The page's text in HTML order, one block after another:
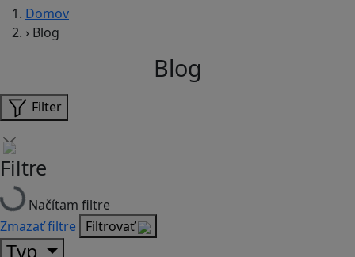
Domov
› Blog
Blog
Filter
Filtre
Načítam filtre
Zmazať filtre Filtrovať
Typ